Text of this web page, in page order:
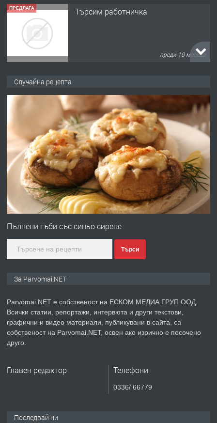
ПРЕДЛАГА Търсим работничка
преди 10 месеца
преди 1 година
ПРЕДЛАГА Работа за общи работници
преди 1 година
ПРЕДЛАГА
Първи поход "По стъпките на Ангел
Войвода"
преди 1 година
ПРЕДЛАГА Уроци по Математика
Случайна рецепта
Пълнени гъби със синьо сирене
Търси
За Parvomai.NET
Parvomai.NET е собственост на ЕСКОМ МЕДИА ГРУП ООД.
Всички статии, репортажи, интервюта и други текстови,
графични и видео материали, публикувани в сайта, са
собственост на Parvomai.NET, освен ако изрично е посочено
друго.
Главен редактор Телефони
0336/ 66779
Последвай ни